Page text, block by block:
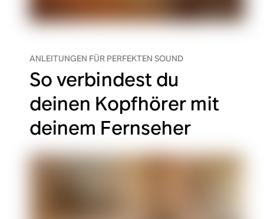
ANLEITUNGEN FÜR PERFEKTEN SOUND
So verbindest du
deinen Kopfhörer mit
deinem Fernseher